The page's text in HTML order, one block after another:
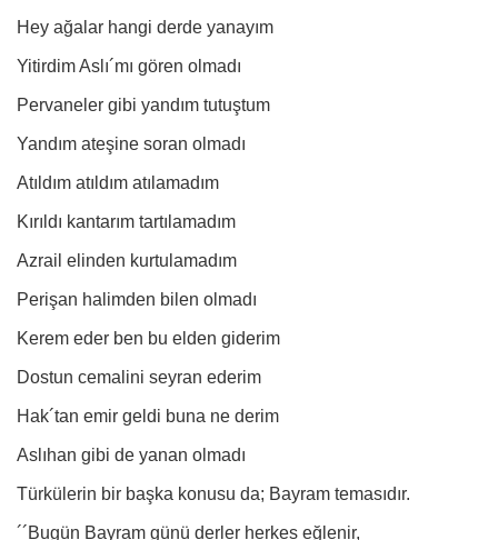
Hey ağalar hangi derde yanayım
Yitirdim Aslı´mı gören olmadı
Pervaneler gibi yandım tutuştum
Yandım ateşine soran olmadı
Atıldım atıldım atılamadım
Kırıldı kantarım tartılamadım
Azrail elinden kurtulamadım
Perişan halimden bilen olmadı
Kerem eder ben bu elden giderim
Dostun cemalini seyran ederim
Hak´tan emir geldi buna ne derim
Aslıhan gibi de yanan olmadı
Türkülerin bir başka konusu da; Bayram temasıdır.
´´Bugün Bayram günü derler herkes eğlenir,